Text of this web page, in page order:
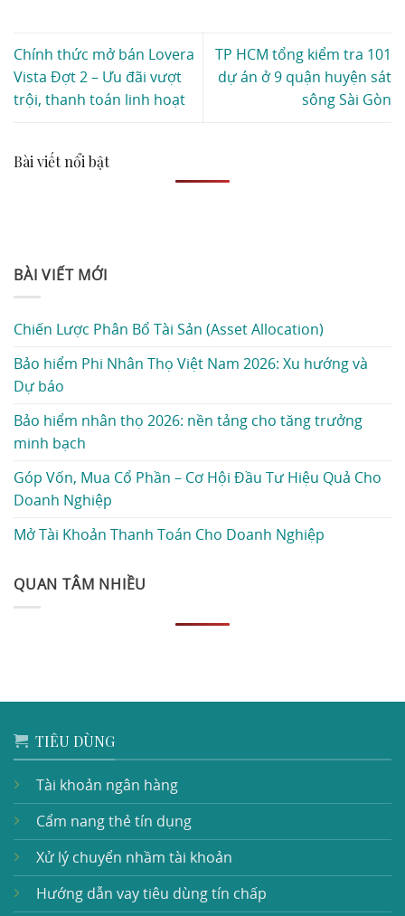
Chính thức mở bán Lovera
Vista Đợt 2 – Ưu đãi vượt
trội, thanh toán linh hoạt
TP HCM tổng kiểm tra 101
dự án ở 9 quận huyện sát
sông Sài Gòn
Bài viết nổi bật
BÀI VIẾT MỚI
Chiến Lược Phân Bổ Tài Sản (Asset Allocation)
Bảo hiểm Phi Nhân Thọ Việt Nam 2026: Xu hướng và
Dự báo
Bảo hiểm nhân thọ 2026: nền tảng cho tăng trưởng
minh bạch
Góp Vốn, Mua Cổ Phần – Cơ Hội Đầu Tư Hiệu Quả Cho
Doanh Nghiệp
Mở Tài Khoản Thanh Toán Cho Doanh Nghiệp
QUAN TÂM NHIỀU
TIÊU DÙNG
Tài khoản ngân hàng
Cẩm nang thẻ tín dụng
Xử lý chuyển nhầm tài khoản
Hướng dẫn vay tiêu dùng tín chấp